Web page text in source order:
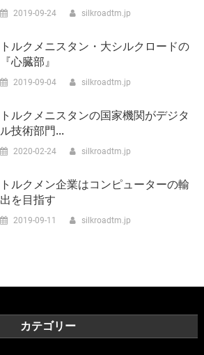
2019-09-24 silkroadtm.jp
トルクメニスタン・大シルクロードの
『心臓部』
2019-09-04 silkroadtm.jp
トルクメニスタンの国家機関がデジタ
ル技術部門...
2020-02-24 silkroadtm.jp
トルクメン企業はコンピューターの輸
出を目指す
2019-09-11 silkroadtm.jp
カテゴリー